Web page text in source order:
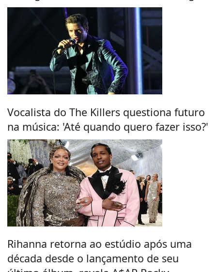
Vocalista do The Killers questiona futuro
na música: 'Até quando quero fazer isso?'
Rihanna retorna ao estúdio após uma
década desde o lançamento de seu